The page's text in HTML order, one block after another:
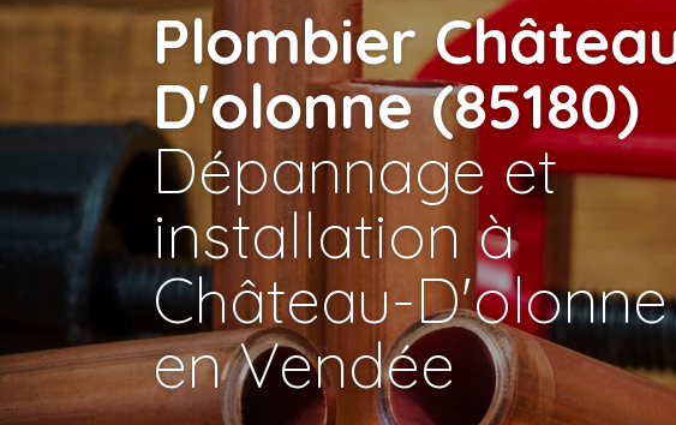
Plombier
D'olonne (85180)
Dépannage et
installation à
Château-
en Vendée